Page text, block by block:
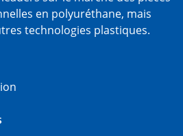
en polyuréthane, mais
technologies plastiques.